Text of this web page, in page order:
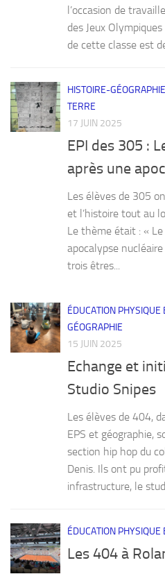
l’occasion de
des Jeux
de cette classe est
HISTOIRE-GÉOGRAPHIE
TERRE
17 JUIN 2025
EPI des 305 :
après une
Les élèves de 305
et l’histoire tout au
Le thème était : «
apocalypse
trois êtres...
ÉDUCATION PHYSIQUE
GÉOGRAPHIE
15 JUIN 2025
Echange et
Studio Snipes
Les élèves de 404,
EPS et géographie,
section hip hop du
Denis. Ils ont pu
infrastructure, le
ÉDUCATION PHYSIQUE
Les 404 à